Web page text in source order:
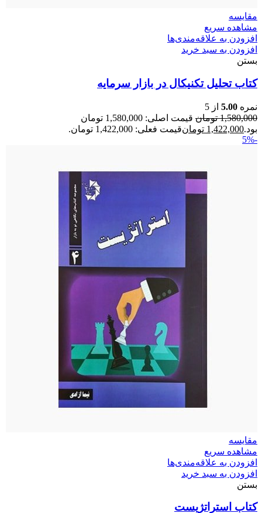
مقایسه
مشاهده سریع
افزودن به علاقه‌مندی‌ها
افزودن به سبد خرید
بستن
کتاب تحلیل تکنیکال در بازار سرمایه
نمره 5.00 از 5
1,580,000 تومان
قیمت اصلی: 1,580,000 تومان
بود.1,422,000 تومانقیمت فعلی: 1,422,000 تومان.
-5%
مقایسه
مشاهده سریع
افزودن به علاقه‌مندی‌ها
افزودن به سبد خرید
بستن
کتاب استراتژیست